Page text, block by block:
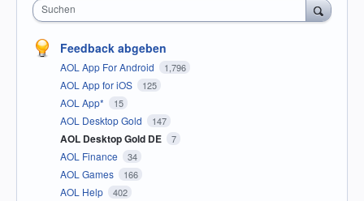
Suchen
Feedback abgeben
AOL App For Android 1,796
AOL App for iOS 125
AOL App* 15
AOL Desktop Gold 147
AOL Desktop Gold DE 7
AOL Finance 34
AOL Games 166
AOL Help 402